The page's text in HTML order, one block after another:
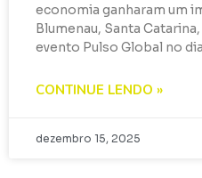
economia ganharam um
Blumenau, Santa
evento Pulso Global no dia
CONTINUE LENDO »
dezembro 15, 2025